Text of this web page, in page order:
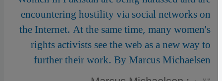
encountering hostility via social networks on
the Internet. At the same time, many women's
rights activists see the web as a new way to
further their work. By Marcus Michaelsen